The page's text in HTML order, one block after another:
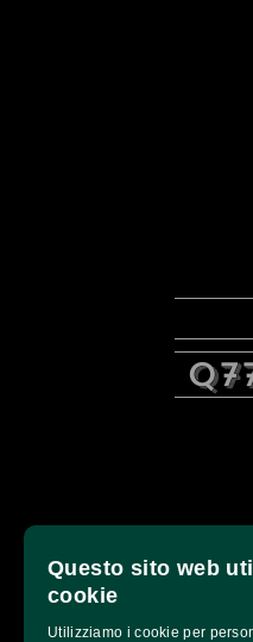
Questo sito web
cookie
Utilizziamo i cookie per